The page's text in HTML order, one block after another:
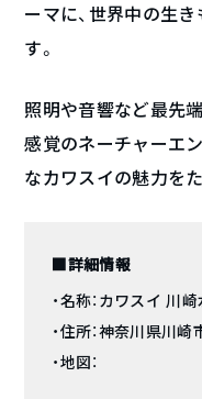
ーマに、世界中の生
す。
照明や音響など最先
感覚のネーチャーエ
なカワスイの魅力を
■詳細情報
・名称：カワスイ 川
・住所：神奈川県川
・地図：